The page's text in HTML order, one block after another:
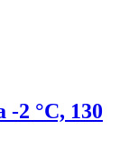
2 °C, 130